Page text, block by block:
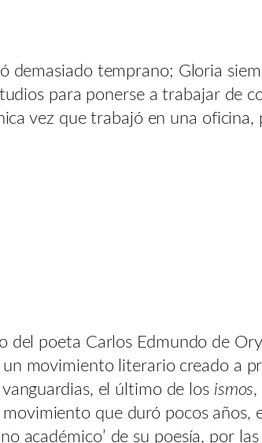
demasiado temprano; Gloria
para ponerse a trabajar de
vez que trabajó en una
del poeta Carlos Edmundo de
un movimiento literario creado a
el último de los ismos,
que duró pocos años,
académico’ de su poesía, por